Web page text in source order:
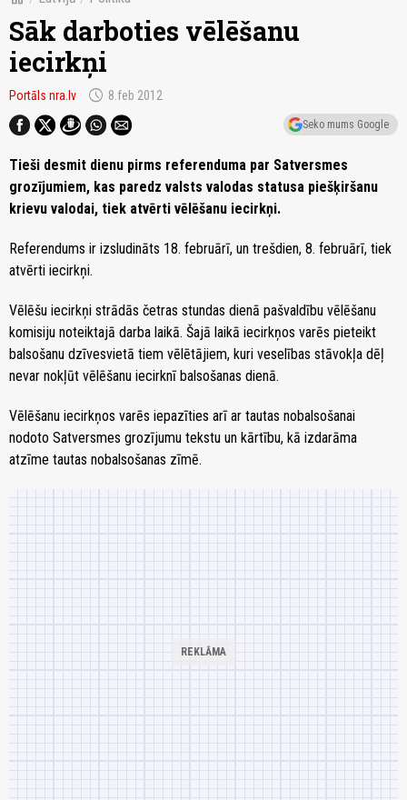
Sāk darboties vēlēšanu
iecirkņi
Portāls nra.lv schedule 8.feb 2012
Seko mums Google
Tieši desmit dienu pirms referenduma par Satversmes
grozījumiem, kas paredz valsts valodas statusa piešķiršanu
krievu valodai, tiek atvērti vēlēšanu iecirkņi.
Referendums ir izsludināts 18. februārī, un trešdien, 8. februārī, tiek
atvērti iecirkņi.
Vēlēšu iecirkņi strādās četras stundas dienā pašvaldību vēlēšanu
komisiju noteiktajā darba laikā. Šajā laikā iecirkņos varēs pieteikt
balsošanu dzīvesvietā tiem vēlētājiem, kuri veselības stāvokļa dēļ
nevar nokļūt vēlēšanu iecirknī balsošanas dienā.
Vēlēšanu iecirkņos varēs iepazīties arī ar tautas nobalsošanai
nodoto Satversmes grozījumu tekstu un kārtību, kā izdarāma
atzīme tautas nobalsošanas zīmē.